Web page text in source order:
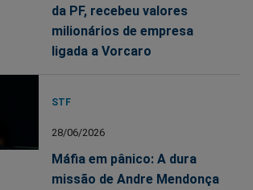
da PF, recebeu valores
milionários de empresa
ligada a Vorcaro
STF
28/06/2026
Máfia em pânico: A dura
missão de Andre Mendonça